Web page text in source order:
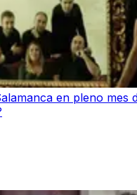
en pleno mes